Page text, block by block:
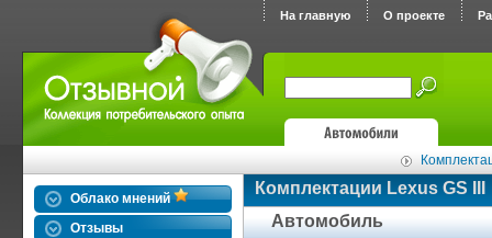
На главную О проекте
Облако мнений
Отзывы
Комплектации Lexus GS III
Автомобиль